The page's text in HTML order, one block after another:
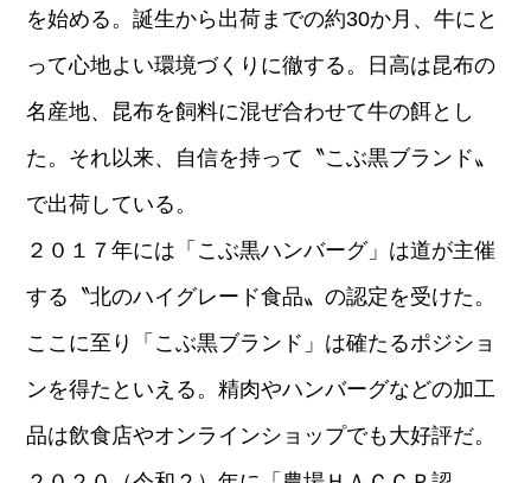
を始める。誕生から出荷までの約30か月、牛にと
って心地よい環境づくりに徹する。日高は昆布の
名産地、昆布を飼料に混ぜ合わせて牛の餌とし
た。それ以来、自信を持って〝こぶ黒ブランド〟
で出荷している。
２０１７年には「こぶ黒ハンバーグ」は道が主催
する〝北のハイグレード食品〟の認定を受けた。
ここに至り「こぶ黒ブランド」は確たるポジショ
ンを得たといえる。精肉やハンバーグなどの加工
品は飲食店やオンラインショップでも大好評だ。